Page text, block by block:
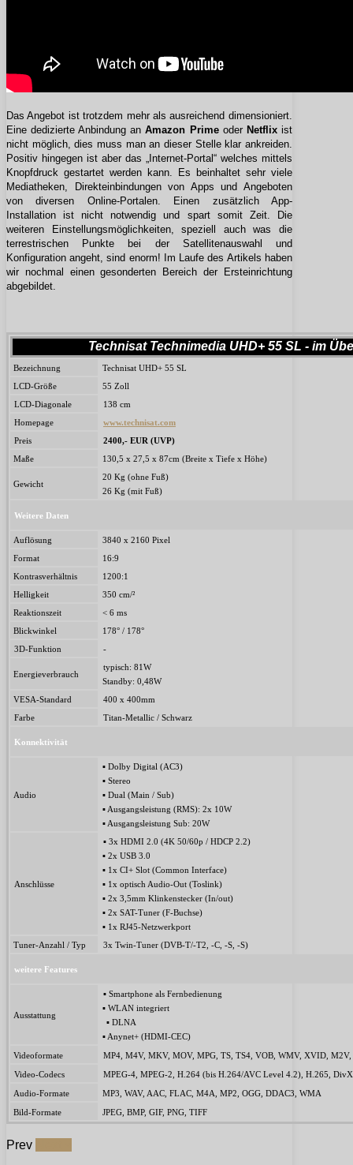
Das Angebot ist trotzdem mehr als ausreichend dimensioniert.
Eine dedizierte Anbindung anAmazon Primeoder Netflixist
nicht möglich, dies muss man an dieser Stelle klar ankreiden.
Positiv hingegen ist aber das „Internet-Portal“ welches mittels
Knopfdruck gestartet werden kann. Es beinhaltet sehr viele
Mediatheken, Direkteinbindungen von Apps und Angeboten
von diversen Online-Portalen. Einen zusätzlich App-
Installation ist nicht notwendig und spart somit Zeit. Die
weiteren Einstellungsmöglichkeiten, speziell auch was die
terrestrischen Punkte bei der Satellitenauswahl und
Konfiguration angeht, sind enorm! Im Laufe des Artikels haben
wir nochmal einen gesonderten Bereich der Ersteinrichtung
abgebildet.
Technisat Technimedia UHD+ 55 SL - im
Bezeichnung Technisat UHD+ 55 SL
LCD-Größe 55 Zoll
LCD-Diagonale 138 cm
Homepage www.technisat.com
Preis 2400,- EUR (UVP)
Maße 130,5 x 27,5 x 87cm (Breite x Tiefe x Höhe)
Gewicht
20 Kg (ohne Fuß)
26 Kg (mit Fuß)
Weitere Daten
Auflösung 3840 x 2160 Pixel
Format 16:9
Kontrasverhältnis 1200:1
Helligkeit 350 cm/²
Reaktionszeit < 6 ms
Blickwinkel 178° / 178°
3D-Funktion -
Energieverbrauch
typisch: 81W
Standby: 0,48W
VESA-Standard 400 x 400mm
Farbe Titan-Metallic / Schwarz
Konnektivität
Audio
▪ Dolby Digital (AC3)
▪ Stereo
▪ Dual (Main / Sub)
▪ Ausgangsleistung (RMS): 2x 10W
▪ Ausgangsleistung Sub: 20W
Anschlüsse
▪ 3x HDMI 2.0 (4K 50/60p / HDCP 2.2)
▪ 2x USB 3.0
▪ 1x CI+ Slot (Common Interface)
▪ 1x optisch Audio-Out (Toslink)
▪ 2x 3,5mm Klinkenstecker (In/out)
▪ 2x SAT-Tuner (F-Buchse)
▪ 1x RJ45-Netzwerkport
Tuner-Anzahl / Typ 3x Twin-Tuner (DVB-T/-T2, -C, -S, -S)
weitere Features
Ausstattung
▪ Smartphone als Fernbedienung
▪ WLAN integriert
▪ DLNA
▪ Anynet+ (HDMI-CEC)
Videoformate MP4, M4V, MKV, MOV, MPG, TS, TS4, VOB, WMV, XVID, M2V,
Video-Codecs MPEG-4, MPEG-2, H.264 (bis H.264/AVC Level 4.2), H.265,
Audio-Formate MP3, WAV, AAC, FLAC, M4A, MP2, OGG, DDAC3, WMA
Bild-Formate JPEG, BMP, GIF, PNG, TIFF
Prev